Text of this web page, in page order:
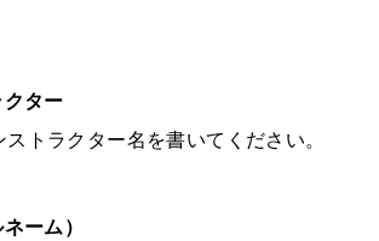
ター
トラクター名を書いてください。
ーム）